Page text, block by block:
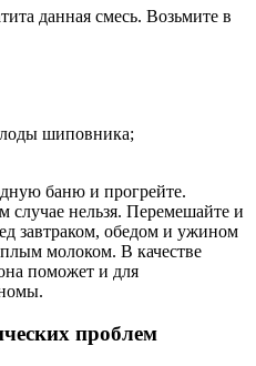
данная смесь. Возьмите в
шиповника;
баню и прогрейте.
случае нельзя. Перемешайте и
завтраком, обедом и ужином
молоком. В качестве
поможет и для
проблем